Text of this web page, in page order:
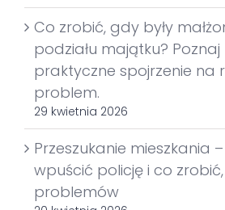
Co zrobić, gdy były
podziału majątku? Poznaj
praktyczne spojrzenie na
problem.
29 kwietnia 2026
Przeszukanie mieszkania
wpuścić policję i co
problemów